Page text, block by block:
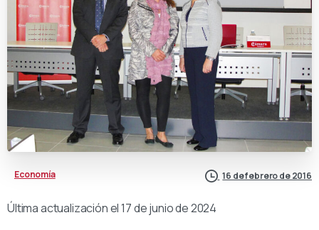
Economía 16 de febrero de 2016
Última actualización el 17 de junio de 2024